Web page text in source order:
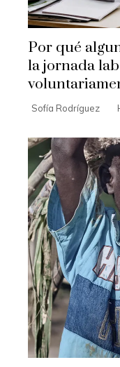
Por qué
la jornada
Sofía Rodríguez